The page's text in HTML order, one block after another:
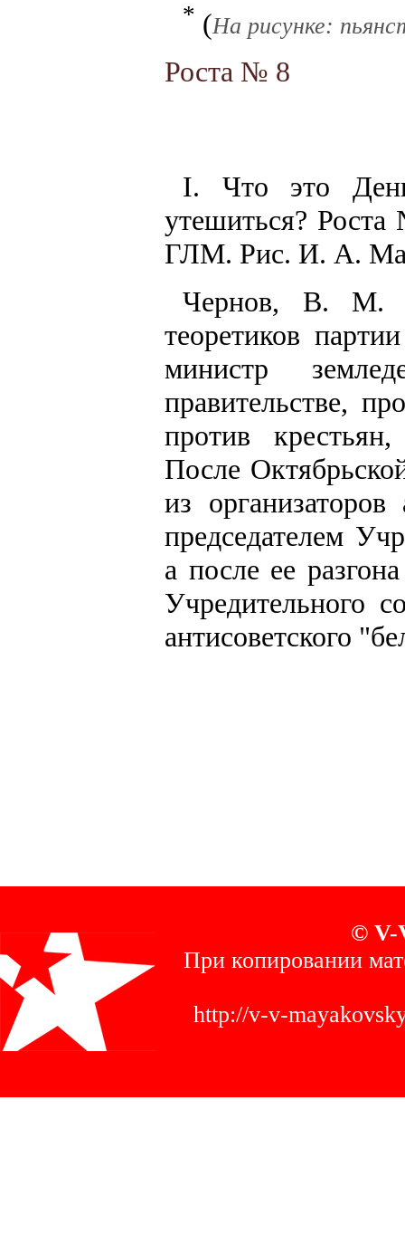
* (На рисунке:
Роста № 8
I. Что это
утешиться?
ГЛМ. Рис. И. А.
Чернов, В. М.
теоретиков
министр
правительстве,
против
После
из
председателем
а после ее
Учредительного
антисоветского
© V-
При копировании
http://v-v-